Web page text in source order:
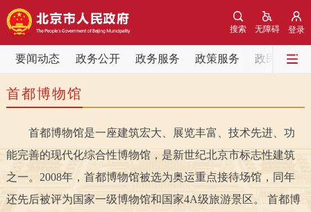
登录
无障碍
搜索
要闻动态 政务公开 政务服务 政策服务 政民互动
要闻动态
党中央精神
北京要闻 会议信息 部门动态
各区热点
首都博物馆
首都博物馆是一座建筑宏大、展览丰富、技术先进、功
能完善的现代化综合性博物馆，是新世纪北京市标志性建筑
之一。2008年，首都博物馆被选为奥运重点接待场馆，同年
还先后被评为国家一级博物馆和国家4A级旅游景区。 首都博